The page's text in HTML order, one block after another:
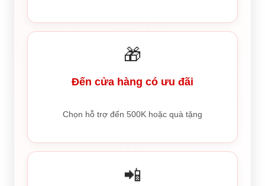
🎁
Đến cửa hàng có ưu đãi
Chọn hỗ trợ đến 500K hoặc quà tặng
📲